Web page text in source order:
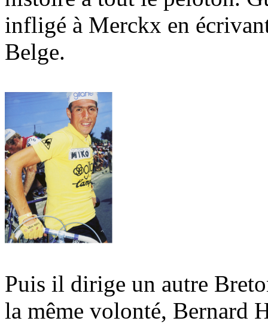
infligé à Merckx en
Belge.
Puis il dirige un autre
la même volonté, Bernard